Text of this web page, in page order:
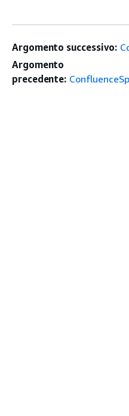
Argomento successivo:
Argomento
precedente: